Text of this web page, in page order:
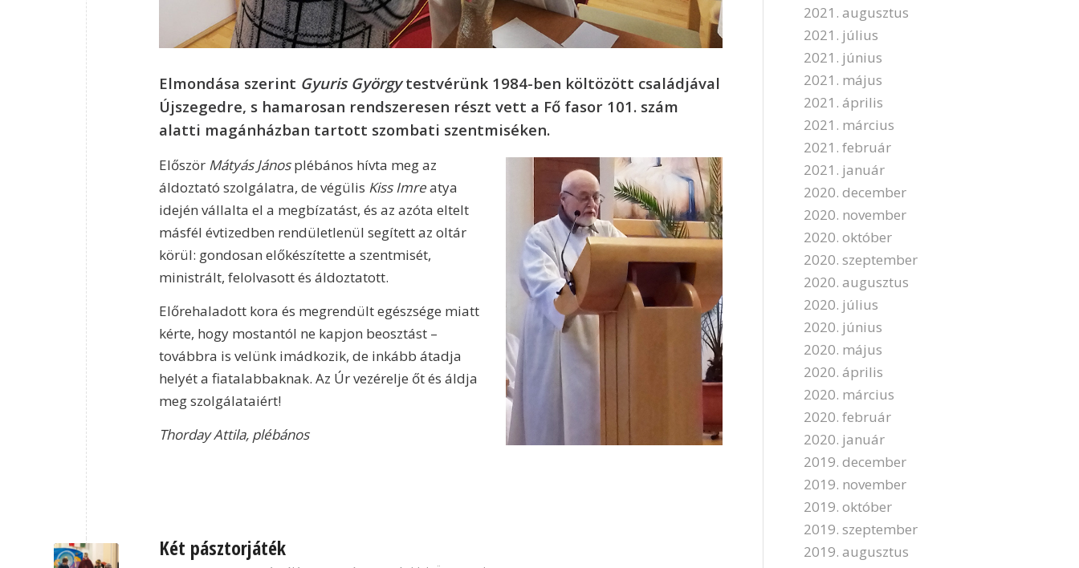
Elmondása szerint Gyuris Györgytestvérünk 1984-ben költözött családjával
Újszegedre, s hamarosan rendszeresen részt vett a Fő fasor 101. szám
alatti magánházban tartott szombati szentmiséken.
Először Mátyás Jánosplébános hívta meg az
áldoztató szolgálatra, de végülis Kiss Imreatya
idején vállalta el a megbízatást, és az azóta eltelt
másfél évtizedben rendületlenül segített az oltár
körül: gondosan előkészítette a szentmisét,
ministrált, felolvasott és áldoztatott.
Előrehaladott kora és megrendült egészsége miatt
kérte, hogy mostantól ne kapjon beosztást –
továbbra is velünk imádkozik, de inkább átadja
helyét a fiatalabbaknak. Az Úr vezérelje őt és áldja
meg szolgálataiért!
Thorday Attila, plébános
Két pásztorjáték
2021. augusztus
2021. július
2021. június
2021. május
2021. április
2021. március
2021. február
2021. január
2020. december
2020. november
2020. október
2020. szeptember
2020. augusztus
2020. július
2020. június
2020. május
2020. április
2020. március
2020. február
2020. január
2019. december
2019. november
2019. október
2019. szeptember
2019. augusztus